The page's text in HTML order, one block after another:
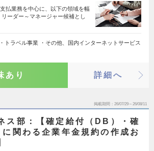
払業務を中心に、以下の領域を幅
ーダー～マネージャー候補とし
トラベル事業 ・その他、国内インターネットサービス
あり 詳細へ
掲載期間 26/07/29～26/08/11
ス部：【確定給付（DB）・確
関わる企業年金規約の作成お